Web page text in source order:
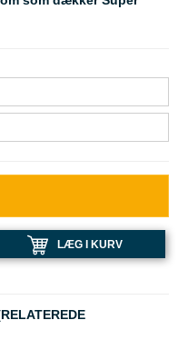
LÆG I KURV